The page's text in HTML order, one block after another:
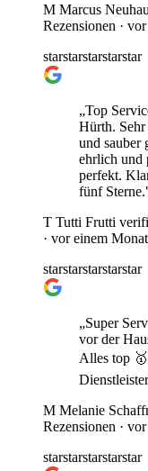
M Marcus
Rezensionen ·
starstarstarstarstar
„Top
Hürth.
und sauber
ehrlich und
perfekt.
fünf
T Tutti Frutti
· vor einem Monat
starstarstarstarstar
„Super
vor der
Alles top
M Melanie
Rezensionen · vor
starstarstarstarstar